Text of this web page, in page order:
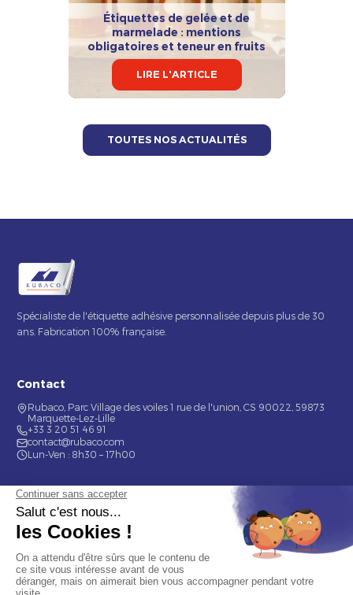
Étiquettes de gelée et de
marmelade : mentions
obligatoires et teneur en fruits
LIRE L'ARTICLE
TOUTES NOS ACTUALITÉS
Spécialiste de l'étiquette adhésive personnalisée depuis plus de 30
ans. Fabrication 100% française.
Contact
Rubaco, Parc Village des voiles 1 rue de l'union, CS 90022, 59873
Marquette-Lez-Lille
+33 3 20 51 46 91
contact@rubaco.com
Lun-Ven : 8h30 – 17h00
Nos services
Étiquette alimentaire
Étiquette de bouteilles
Informations
Mentions légales